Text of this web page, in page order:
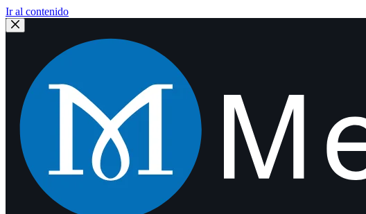
Ir al contenido